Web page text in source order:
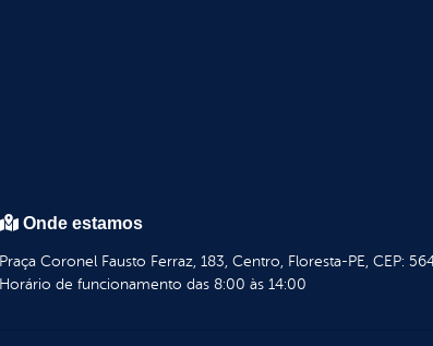
Onde estamos
Praça Coronel Fausto Ferraz, 183, Centro, Floresta-PE, CEP:
Horário de funcionamento das 8:00 às 14:00